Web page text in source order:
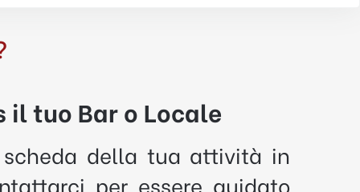
il tuo Bar o Locale
della tua attività in
per essere guidato